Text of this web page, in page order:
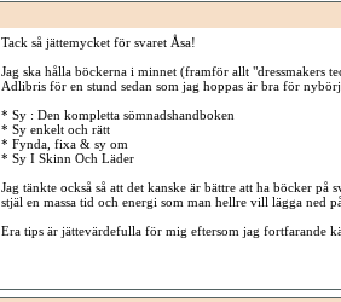
Tack så jättemycket för svaret Åsa!
Jag ska hålla böckerna i minnet (framför allt "dressmakers
Adlibris för en stund sedan som jag hoppas är bra för
* Sy : Den kompletta sömnadshandboken
* Sy enkelt och rätt
* Fynda, fixa & sy om
* Sy I Skinn Och Läder
Jag tänkte också så att det kanske är bättre att ha böcker
stjäl en massa tid och energi som man hellre vill lägga ned
Era tips är jättevärdefulla för mig eftersom jag fortfarande